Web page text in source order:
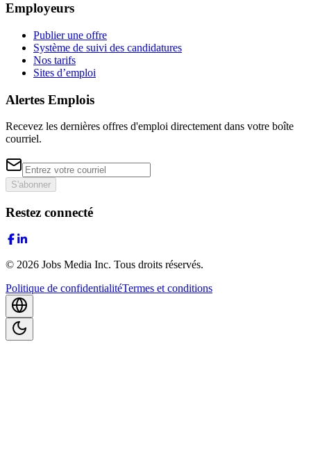
Employeurs
Publier une offre
Système de suivi des candidatures
Nos tarifs
Sites d’emploi
Alertes Emplois
Recevez les dernières offres d'emploi directement dans votre boîte
courriel.
S'abonner
Restez connecté
© 2026 Jobs Media Inc. Tous droits réservés.
Politique de confidentialitéTermes et conditions